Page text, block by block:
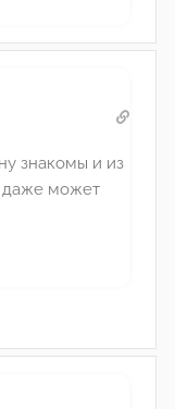
знакомы и из
даже может